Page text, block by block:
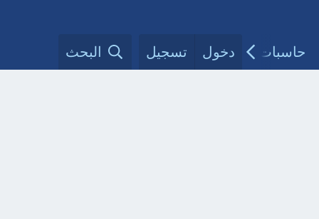
حاسبات طبية مقالات الأطباءدخول تسجيل البحث